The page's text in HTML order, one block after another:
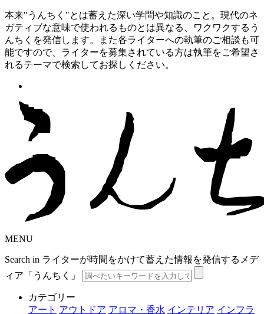
本来"うんちく"とは蓄えた深い学問や知識のこと。現代のネ
ガティブな意味で使われるものとは異なる、ワクワクするう
んちくを発信します。また各ライターへの執筆のご相談も可
能ですので、ライターを募集されている方は執筆をご希望さ
れるテーマで検索してお探しください。
MENU
Search in ライターが時間をかけて蓄えた情報を発信するメデ
ィア「うんちく」
カテゴリー
アート アウトドア アロマ・香水 インテリア インフラ